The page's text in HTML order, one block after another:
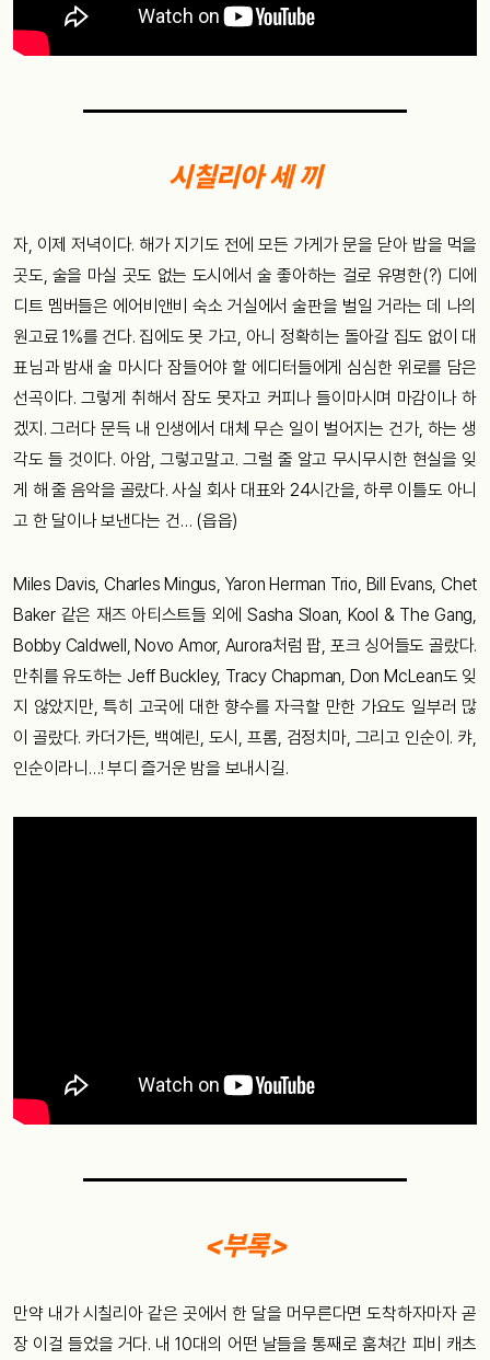
시칠리아 세 끼
자, 이제 저녁이다. 해가 지기도 전에 모든 가게가 문을 닫아 밥을 먹을
곳도, 술을 마실 곳도 없는 도시에서 술 좋아하는 걸로 유명한(?) 디에
디트 멤버들은 에어비앤비 숙소 거실에서 술판을 벌일 거라는 데 나의
원고료 1%를 건다. 집에도 못 가고, 아니 정확히는 돌아갈 집도 없이 대
표님과 밤새 술 마시다 잠들어야 할 에디터들에게 심심한 위로를 담은
선곡이다. 그렇게 취해서 잠도 못자고 커피나 들이마시며 마감이나 하
겠지. 그러다 문득 내 인생에서 대체 무슨 일이 벌어지는 건가, 하는 생
각도 들 것이다. 아암, 그렇고말고. 그럴 줄 알고 무시무시한 현실을 잊
게 해 줄 음악을 골랐다. 사실 회사 대표와 24시간을, 하루 이틀도 아니
고 한 달이나 보낸다는 건… (읍읍)
Miles Davis, Charles Mingus, Yaron Herman Trio, Bill Evans, Chet
Baker 같은 재즈 아티스트들 외에 Sasha Sloan, Kool & The Gang,
Bobby Caldwell, Novo Amor, Aurora처럼 팝, 포크 싱어들도 골랐다.
만취를 유도하는 Jeff Buckley, Tracy Chapman, Don McLean도 잊
지 않았지만, 특히 고국에 대한 향수를 자극할 만한 가요도 일부러 많
이 골랐다. 카더가든, 백예린, 도시, 프롬, 검정치마, 그리고 인순이. 캬,
인순이라니…! 부디 즐거운 밤을 보내시길.
<부록>
만약 내가 시칠리아 같은 곳에서 한 달을 머무른다면 도착하자마자 곧
장 이걸 들었을 거다. 내 10대의 어떤 날들을 통째로 훔쳐간 피비 캐츠